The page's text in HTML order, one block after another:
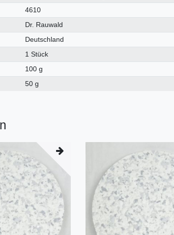
4610
Dr. Rauwald
Deutschland
1 Stück
100 g
50 g